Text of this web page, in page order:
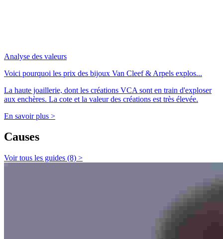
Analyse des valeurs
Voici pourquoi les prix des bijoux Van Cleef & Arpels explos...
La haute joaillerie, dont les créations VCA sont en train d'exploser
aux enchères. La cote et la valeur des créations est très élevée.
En savoir plus >
Causes
Voir tous les guides (8) >